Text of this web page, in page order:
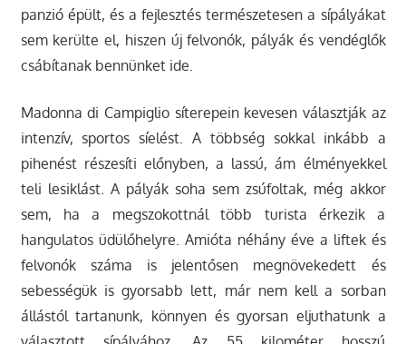
panzió épült, és a fejlesztés természetesen a sípályákat
sem kerülte el, hiszen új felvonók, pályák és vendéglők
csábítanak bennünket ide.
Madonna di Campiglio síterepein kevesen választják az
intenzív, sportos síelést. A többség sokkal inkább a
pihenést részesíti előnyben, a lassú, ám élményekkel
teli lesiklást. A pályák soha sem zsúfoltak, még akkor
sem, ha a megszokottnál több turista érkezik a
hangulatos üdülőhelyre. Amióta néhány éve a liftek és
felvonók száma is jelentősen megnövekedett és
sebességük is gyorsabb lett, már nem kell a sorban
állástól tartanunk, könnyen és gyorsan eljuthatunk a